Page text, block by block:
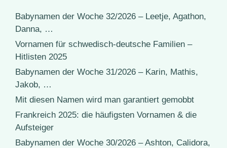
Babynamen der Woche 32/2026 – Leetje, Agathon,
Danna, …
Vornamen für schwedisch-deutsche Familien –
Hitlisten 2025
Babynamen der Woche 31/2026 – Karin, Mathis,
Jakob, …
Mit diesen Namen wird man garantiert gemobbt
Frankreich 2025: die häufigsten Vornamen & die
Aufsteiger
Babynamen der Woche 30/2026 – Ashton, Calidora,